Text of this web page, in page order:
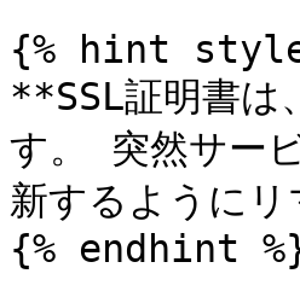
{% hint
**SSL証明書は
す。 突然サー
新するように
{% endhint